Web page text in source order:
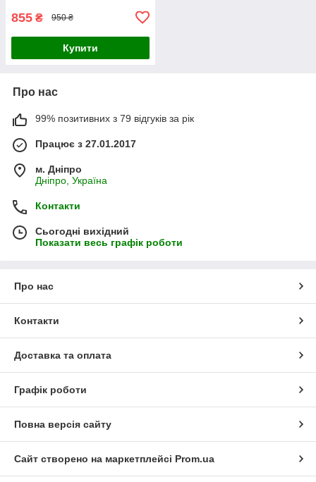
855 ₴ 950 ₴
Купити
Про нас
99% позитивних з 79 відгуків за рік
Працює з 27.01.2017
м. Дніпро
Дніпро, Україна
Контакти
Сьогодні вихідний
Показати весь графік роботи
Про нас
Контакти
Доставка та оплата
Графік роботи
Повна версія сайту
Сайт створено на маркетплейсі Prom.ua